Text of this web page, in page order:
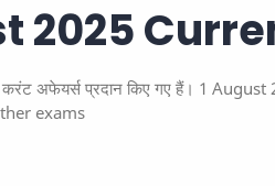
2025
अफेयर्स प्रदान किए गए हैं। 1
exams